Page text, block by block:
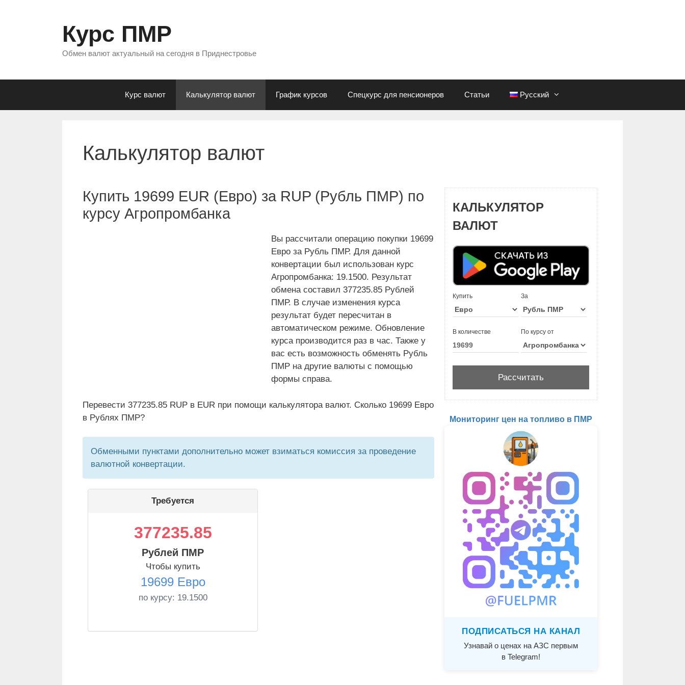
Курс ПМР
Обмен валют актуальный на сегодня в Приднестровье
Курс валют Калькулятор валют График курсов Спецкурс для пенсионеров Статьи Русский
Калькулятор валют
Купить 19699 EUR (Евро) за RUP (Рубль ПМР) по
курсу Агропромбанка
Вы рассчитали операцию покупки 19699
Евро за Рубль ПМР. Для данной
конвертации был использован курс
Агропромбанка: 19.1500. Результат
обмена составил 377235.85 Рублей
ПМР. В случае изменения курса
результат будет пересчитан в
автоматическом режиме. Обновление
курса производится раз в час. Также у
вас есть возможность обменять Рубль
ПМР на другие валюты с помощью
формы справа.
Перевести 377235.85 RUP в EUR при помощи калькулятора валют. Сколько 19699 Евро
в Рублях ПМР?
Обменными пунктами дополнительно может взиматься комиссия за проведение
валютной конвертации.
Требуется
377235.85
Рублей ПМР
Чтобы купить
19699 Евро
по курсу: 19.1500
КАЛЬКУЛЯТОР
ВАЛЮТ
Купить За
В количестве По курсу от
Мониторинг цен на топливо в ПМР
ПОДПИСАТЬСЯ НА КАНАЛ
Узнавай о ценах на АЗС первым
в Telegram!